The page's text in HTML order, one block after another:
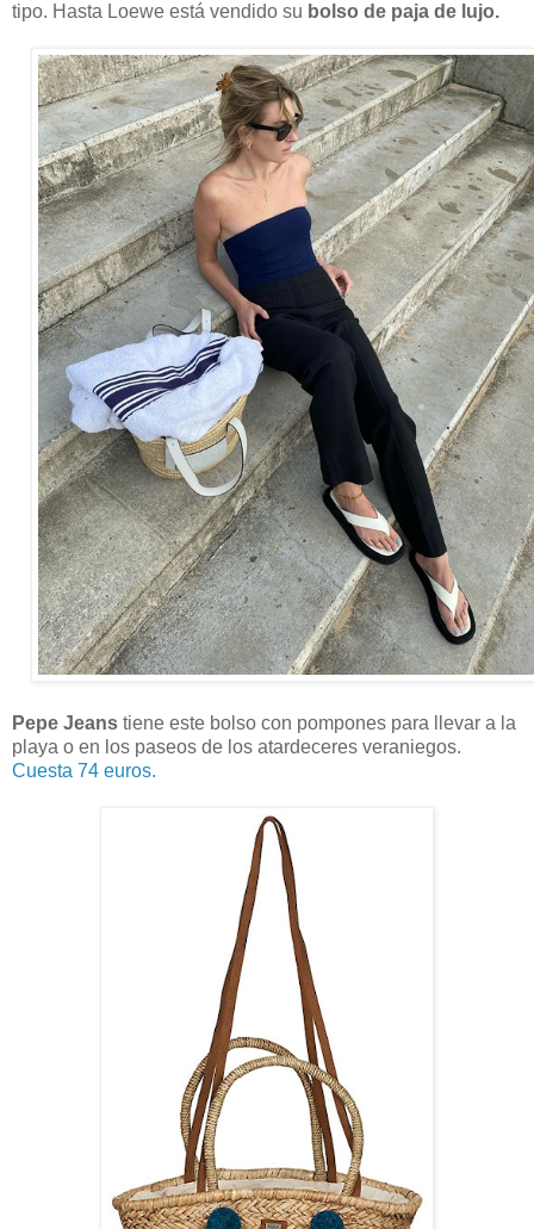
tipo. Hasta Loewe está vendido su bolso de paja de lujo.
Pepe Jeans tiene este bolso con pompones para llevar a la
playa o en los paseos de los atardeceres veraniegos.
Cuesta 74 euros.